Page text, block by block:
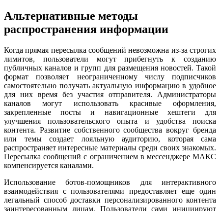
Альтернативные методы
распространения информации
Когда прямая пересылка сообщений невозможна из-за строгих
лимитов, пользователи могут прибегнуть к созданию
публичных каналов и групп для размещения новостей. Такой
формат позволяет неограниченному числу подписчиков
самостоятельно получать актуальную информацию в удобное
для них время без участия отправителя. Администраторы
каналов могут использовать красивые оформления,
закрепленные посты и навигационные хештеги для
улучшения пользовательского опыта и удобства поиска
контента. Развитие собственного сообщества вокруг бренда
или темы создает лояльную аудиторию, которая сама
распространяет интересные материалы среди своих знакомых.
Пересылка сообщений с ограничением в мессенджере МАКС
компенсируется каналами.
Использование ботов-помощников для интерактивного
взаимодействия с пользователями предоставляет еще один
легальный способ доставки персонализированного контента
заинтересованным лицам. Пользователи сами инициируют